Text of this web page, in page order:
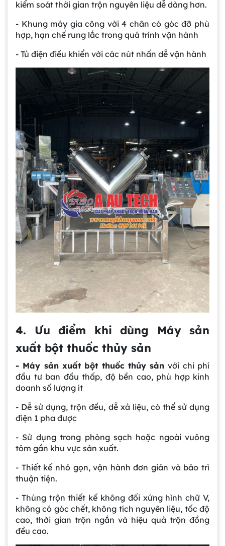
kiểm soát thời gian trộn nguyên liệu dễ dàng hơn.
- Khung máy gia công với 4 chân có góc đỡ phù
hợp, hạn chế rung lắc trong quá trình vận hành
- Tủ điện điều khiển với các nút nhấn dễ vận hành
4. Ưu điểm khi dùng Máy sản
xuất bột thuốc thủy sản
- Máy sản xuất bột thuốc thủy sảnvới chi phí
đầu tư ban đầu thấp, độ bền cao, phù hợp kinh
doanh số lượng ít
- Dễ sử dụng, trộn đều, dễ xả liệu, có thể sử dụng
điện 1 pha được
- Sử dụng trong phòng sạch hoặc ngoài vuông
tôm gần khu vực sản xuất.
- Thiết kế nhỏ gọn, vận hành đơn giản và bảo trì
thuận tiện.
- Thùng trộn thiết kế không đối xứng hình chữ V,
không có góc chết, không tích nguyên liệu, tốc độ
cao, thời gian trộn ngắn và hiệu quả trộn đồng
đều cao.